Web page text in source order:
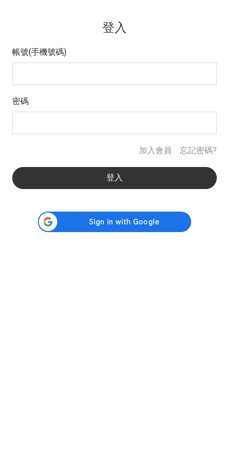
登入
帳號(手機號碼)
密碼
忘記密碼?
加入會員